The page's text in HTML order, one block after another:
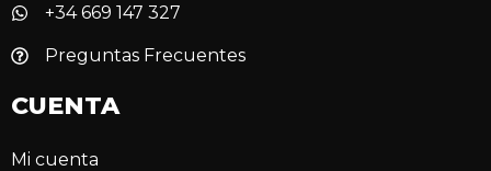
+34 669 147 327
Preguntas Frecuentes
CUENTA
Mi cuenta